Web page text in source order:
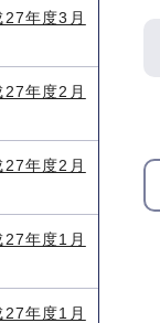
27年度3月
27年度2月
27年度2月
27年度1月
27年度1月